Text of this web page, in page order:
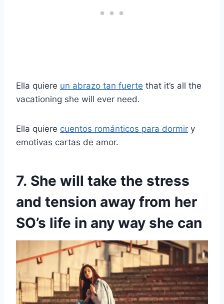
Ella quiere un abrazo tan fuerte that it’s all the
vacationing she will ever need.
Ella quiere cuentos románticos para dormir y
emotivas cartas de amor.
7. She will take the stress
and tension away from her
SO’s life in any way she can